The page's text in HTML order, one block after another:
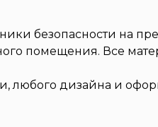
безопасности на
помещения. Все
любого дизайна и